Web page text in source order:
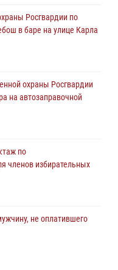
Росгвардии по
в баре на улице Карла
охраны Росгвардии
на автозаправочной
по
членов избирательных
не оплатившего